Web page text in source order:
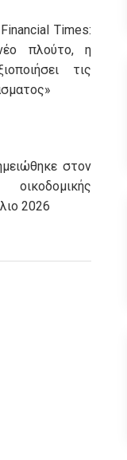
Times:
πλούτο, η
τις
στον
2026